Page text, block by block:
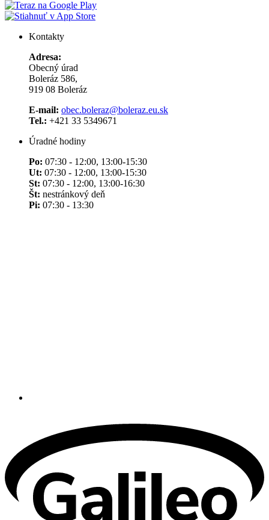
Kontakty
Adresa:
Obecný úrad
Boleráz 586,
919 08 Boleráz
E-mail: obec.boleraz@boleraz.eu.sk
Tel.: +421 33 5349671
Úradné hodiny
Po: 07:30 - 12:00, 13:00-15:30
Ut: 07:30 - 12:00, 13:00-15:30
St: 07:30 - 12:00, 13:00-16:30
Št: nestránkový deň
Pi: 07:30 - 13:30